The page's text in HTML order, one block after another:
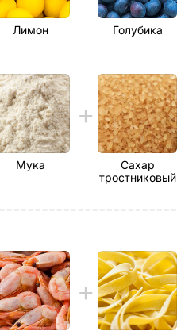
Лимон Голубика
Мука
Сахар
тростниковый